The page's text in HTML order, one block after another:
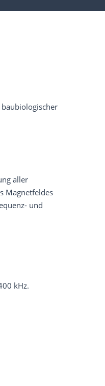
aller
Magnetfeldes
und
kHz.